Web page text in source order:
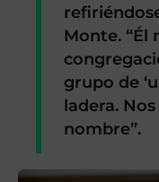
Monte. “Él
grupo de
ladera.
nombre”.